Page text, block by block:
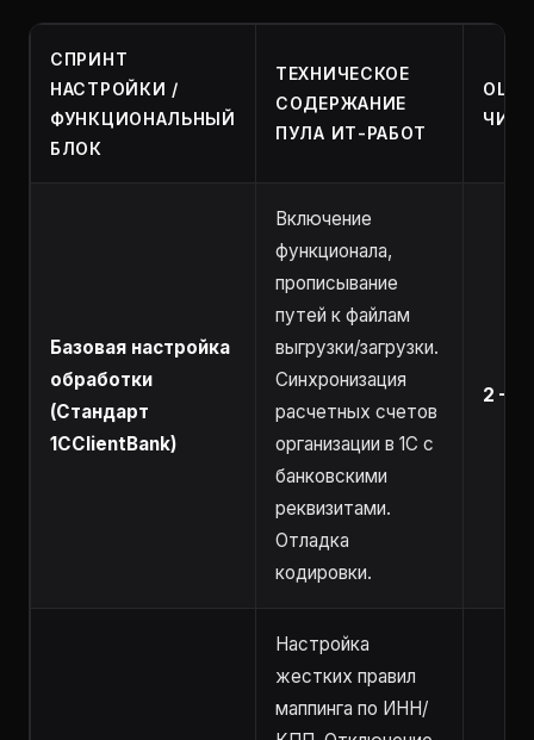
СПРИНТ
НАСТРОЙКИ /
ФУНКЦИОНАЛЬНЫЙ
БЛОК
ТЕХНИЧЕСКОЕ
СОДЕРЖАНИЕ
ПУЛА ИТ-РАБОТ
Базовая настройка
обработки
(Стандарт
1CClientBank)
Включение
функционала,
прописывание
путей к файлам
выгрузки/загрузки.
Синхронизация
расчетных счетов
организации в 1С с
банковскими
реквизитами.
Отладка
кодировки.
2 – 4
Настройка
жестких правил
маппинга по ИНН/